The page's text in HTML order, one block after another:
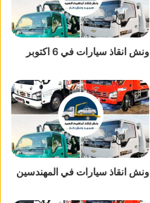
ونش انقاذ سيارات في 6 اكتوبر
ونش انقاذ سيارات في المهندسين